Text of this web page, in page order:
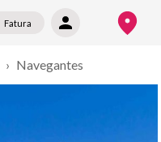
Fatura
› Navegantes